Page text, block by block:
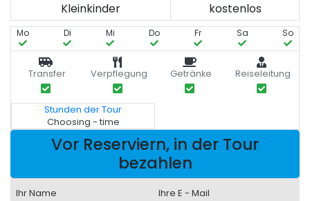
Kleinkinder
kostenlos
Mo Di Mi Do Fr Sa So
Transfer Verpflegung Getränke Reiseleitung
Stunden der Tour
Choosing - time
Vor Reserviern, in der Tour
bezahlen
Ihr Name Ihre E - Mail